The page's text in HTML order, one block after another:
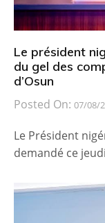
Le président
du gel des
d’Osun
Posted On: 07/08/
Le Président
demandé ce